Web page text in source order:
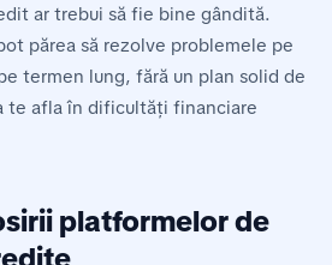
ar trebui să fie bine gândită.
părea să rezolve problemele pe
termen lung, fără un plan solid de
te afla în dificultăți financiare
platformelor de